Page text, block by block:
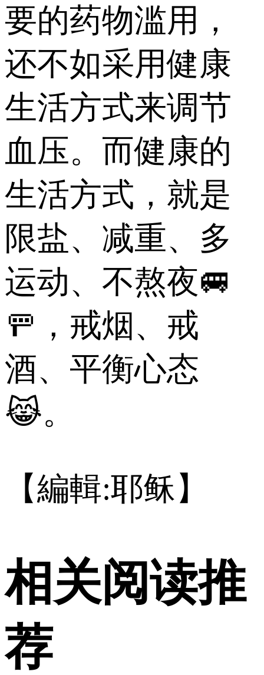
要的药物滥用，
还不如采用健康
生活方式来调节
血压。而健康的
生活方式，就是
限盐、减重、多
运动、不熬夜🚐
🚥，戒烟、戒
酒、平衡心态
😹。
【編輯:耶稣】
相关阅读推
荐